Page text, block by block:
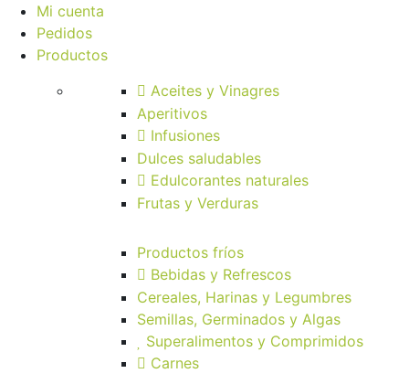
Mi cuenta
Pedidos
Productos
Aceites y Vinagres
Aperitivos
Infusiones
Dulces saludables
Edulcorantes naturales
Frutas y Verduras
Productos fríos
Bebidas y Refrescos
Cereales, Harinas y Legumbres
Semillas, Germinados y Algas
Superalimentos y Comprimidos
Carnes